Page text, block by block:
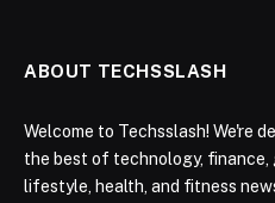
ABOUT TECHSSLASH
Welcome to Techsslash! We're
the best of technology, finance,
lifestyle, health, and fitness